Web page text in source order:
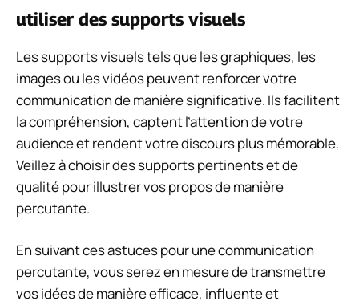
utiliser des supports visuels
Les supports visuels tels que les graphiques, les
images ou les vidéos peuvent renforcer votre
communication de manière significative. Ils facilitent
la compréhension, captent l’attention de votre
audience et rendent votre discours plus mémorable.
Veillez à choisir des supports pertinents et de
qualité pour illustrer vos propos de manière
percutante.
En suivant ces astuces pour une communication
percutante, vous serez en mesure de transmettre
vos idées de manière efficace, influente et